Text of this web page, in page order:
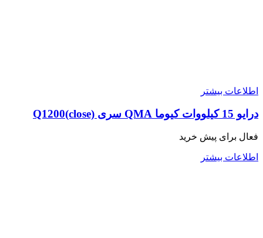
اطلاعات بیشتر
درایو 15 کیلووات کیوما QMA سری Q1200(close)
فعال برای پیش خرید
اطلاعات بیشتر